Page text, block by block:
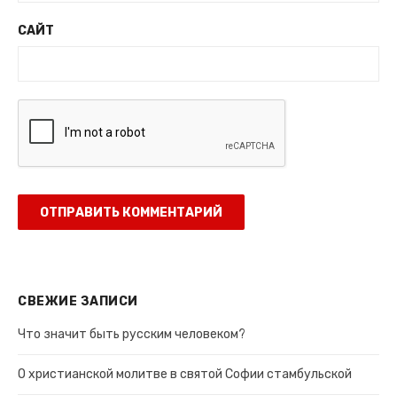
САЙТ
СВЕЖИЕ ЗАПИСИ
Что значит быть русским человеком?
О христианской молитве в святой Софии стамбульской